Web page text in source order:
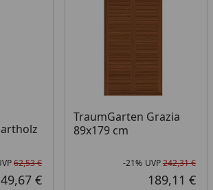
Rabatt in Prozent
Ursprünglicher Preis
62,53 €
49,67 €
TraumGarten Grazia
89x179 cm
-21% UVP242,31 €
189,11 €